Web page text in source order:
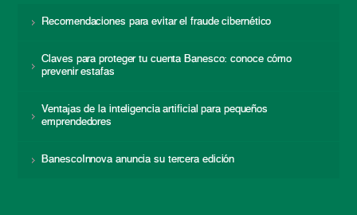
Recomendaciones para evitar el fraude cibernético
Claves para proteger tu cuenta Banesco: conoce cómo
prevenir estafas
Ventajas de la inteligencia artificial para pequeños
emprendedores
BanescoInnova anuncia su tercera edición